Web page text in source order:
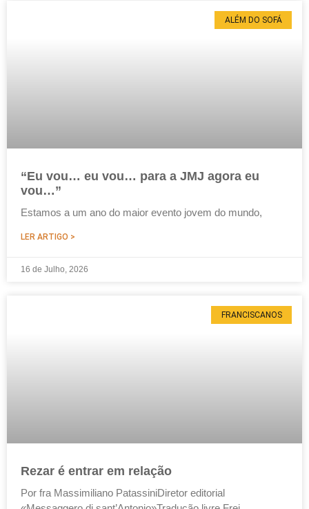
ALÉM DO SOFÁ
“Eu vou… eu vou… para a JMJ agora eu
vou…”
Estamos a um ano do maior evento jovem do mundo,
LER ARTIGO >
16 de Julho, 2026
FRANCISCANOS
Rezar é entrar em relação
Por fra Massimiliano PatassiniDiretor editorial